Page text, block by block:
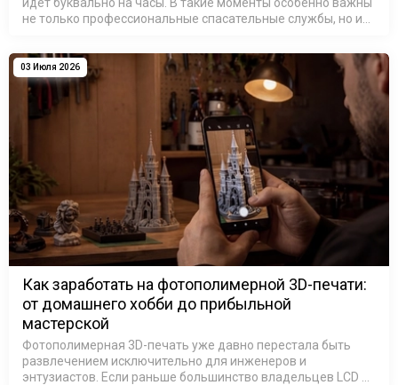
идет буквально на часы. В такие моменты особенно важны
не только профессиональные спасательные службы, но и
ради помощи другим.…
03 Июля 2026
Как заработать на фотополимерной 3D-печати:
от домашнего хобби до прибыльной
мастерской
Фотополимерная 3D-печать уже давно перестала быть
развлечением исключительно для инженеров и
энтузиастов. Если раньше большинство владельцев LCD и